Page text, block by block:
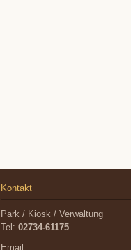
Kontakt
Park / Kiosk / Verwaltung
Tel: 02734-61175
Email: